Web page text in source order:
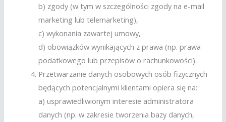
b) zgody (w tym w szczególności zgody na e-mail
marketing lub telemarketing),
c) wykonania zawartej umowy,
d) obowiązków wynikających z prawa (np. prawa
podatkowego lub przepisów o rachunkowości).
Przetwarzanie danych osobowych osób fizycznych
będących potencjalnymi klientami opiera się na:
a) usprawiedliwionym interesie administratora
danych (np. w zakresie tworzenia bazy danych,